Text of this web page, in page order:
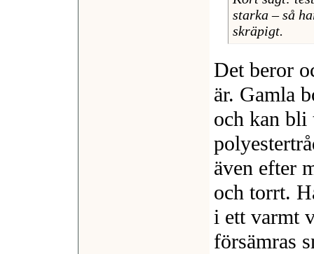
starka – så
skräpigt.
Det beror
är. Gamla
och kan bli
även efter
och torrt.
i ett varmt
försämras